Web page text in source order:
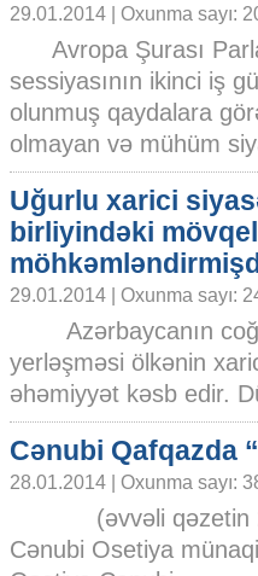
29.01.2014 | Oxunma sayı:
Avropa Şurası
sessiyasının ikinci iş
olunmuş qaydalara
olmayan və mühüm
Uğurlu xarici
birliyindəki
29.01.2014 | Oxunma sayı:
Azərbaycanın
yerləşməsi ölkənin
əhəmiyyət kəsb edir.
Cənubi Qafqazda
28.01.2014 | Oxunma sayı:
(əvvəli qəzetin 26
Cənubi Osetiya